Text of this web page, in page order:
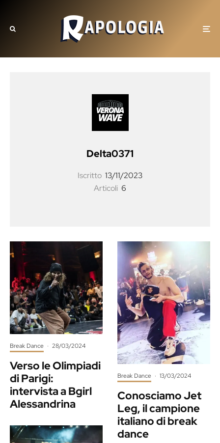
Delta0371
Iscritto 13/11/2023
Articoli 6
Break Dance · 28/03/2024
Verso le Olimpiadi
di Parigi:
intervista a Bgirl
Alessandrina
Break Dance · 13/03/2024
Conosciamo Jet
Leg, il campione
italiano di break
dance